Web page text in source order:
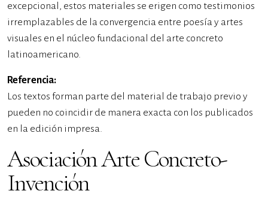
excepcional, estos materiales se erigen como testimonios
irremplazables de la convergencia entre poesía y artes
visuales en el núcleo fundacional del arte concreto
latinoamericano.
Referencia:
Los textos forman parte del material de trabajo previo y
pueden no coincidir de manera exacta con los publicados
en la edición impresa.
Asociación Arte Concreto-
Invención